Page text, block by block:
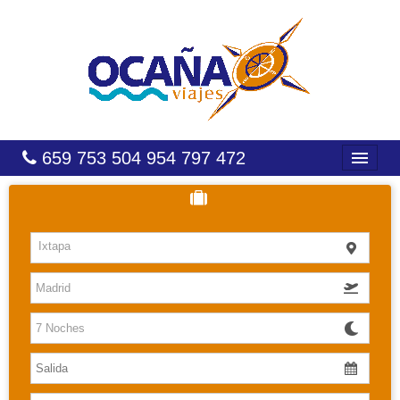
659 753 504 954 797 472
HOTELES
COSTAS
CARIBE
CANARIAS
BALEARES
Ixtapa